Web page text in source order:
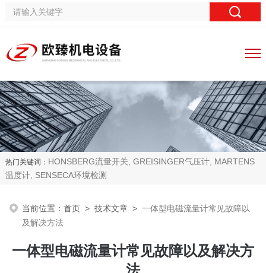
热门关键词： HONSBERG流量开关, GREISINGER气压计, MARTENS
温度计, SENSECA环境检测
当前位置：首页 >技术文章 >一体型电磁流量计常见故障以
及解决方法
一体型电磁流量计常见故障以及解决方
法